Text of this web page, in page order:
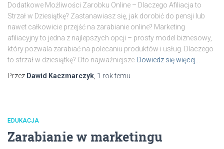
Dodatkowe Możliwości Zarobku Online – Dlaczego Afiliacja to
Strzał w Dziesiątkę? Zastanawiasz się, jak dorobić do pensji lub
nawet całkowicie przejść na zarabianie online? Marketing
afiliacyjny to jedna z najlepszych opcji – prosty model biznesowy,
który pozwala zarabiać na polecaniu produktów i usług. Dlaczego
to strzał w dziesiątkę? Oto najważniejsze Dowiedz się więcej…
Przez Dawid Kaczmarczyk 1 roktemu
EDUKACJA
Zarabianie w marketingu